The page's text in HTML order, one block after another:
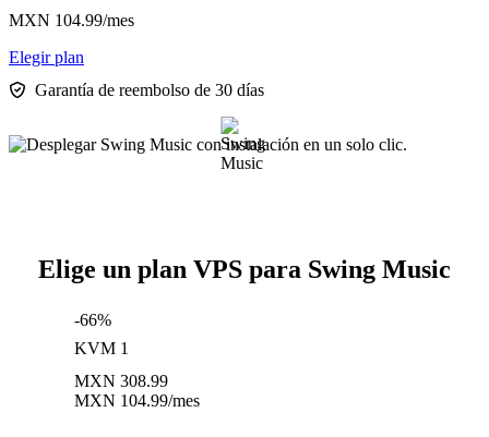
MXN 104.99/mes
Elegir plan
Garantía de reembolso de 30 días
Elige un plan VPS para Swing Music
-66%
KVM 1
MXN 308.99
MXN 104.99/mes